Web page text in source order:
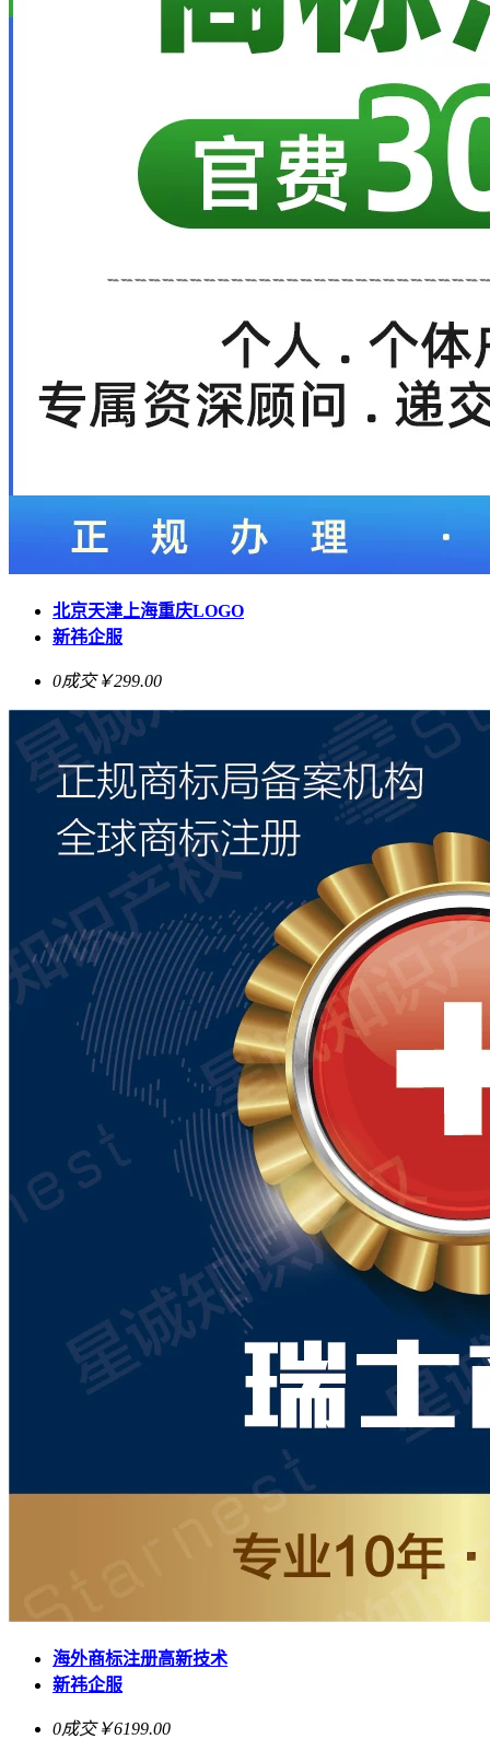
北京天津上海重庆LOGO
新祎企服
0成交￥299.00
海外商标注册高新技术
新祎企服
0成交￥6199.00